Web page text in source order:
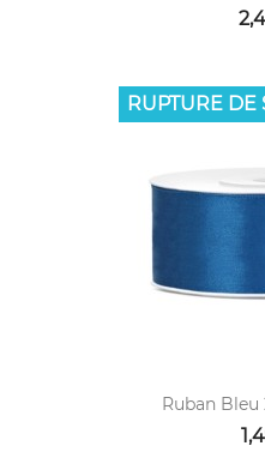
Ruban
RUPTURE DE